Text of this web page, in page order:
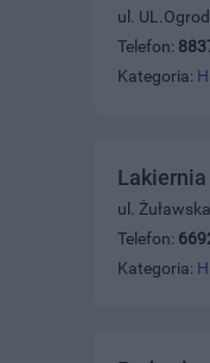
ul.
Telefon:
Kategoria:
Lakiernia
ul.
Telefon:
Kategoria: